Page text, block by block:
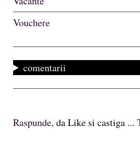
Vouchere
comentarii
Raspunde, da Like si castiga ...